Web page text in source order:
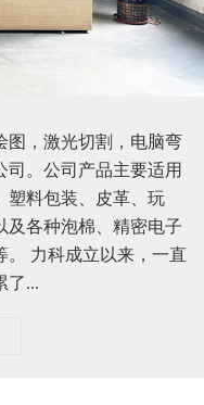
图，激光切割，电脑弯
司。公司产品主要适用
塑料包装、皮革、玩
及各种泡棉、精密电子
。 力科成立以来，一直
了...